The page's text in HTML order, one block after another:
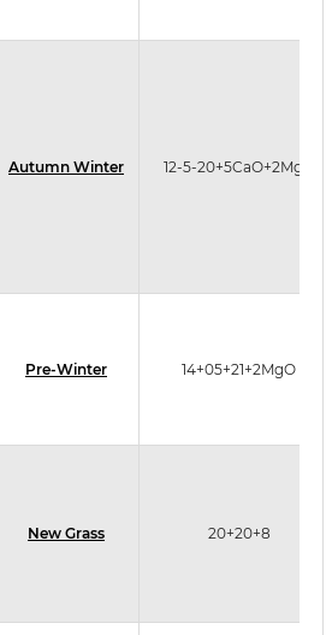
Autumn Winter 12-5-20+5CaO+2MgO
Pre-Winter 14+05+21+2MgO
New Grass 20+20+8